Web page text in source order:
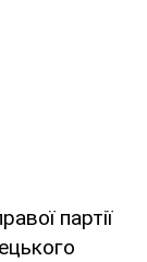
партії